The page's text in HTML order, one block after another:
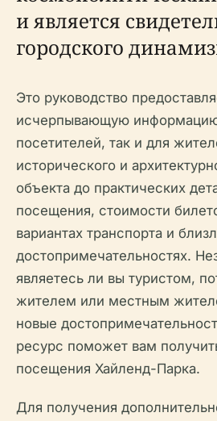
и является
городского
Это руководство
исчерпывающую
посетителей, так и для
исторического и
объекта до практических
посещения, стоимости
вариантах транспорта и
достопримечательностях.
являетесь ли вы туристом,
жителем или местным
новые
ресурс поможет вам
посещения Хайленд-Парка.
Для получения